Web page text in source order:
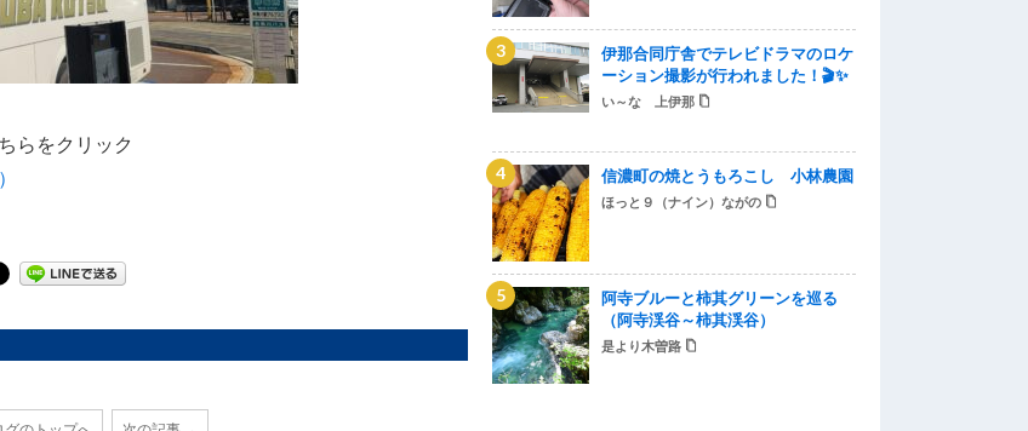
らをクリック
伊那合同庁舎でテレビドラマのロケ
ーション撮影が行われました！🎬✨
い～な 上伊那
信濃町の焼とうもろこし 小林農園
ほっと９（ナイン）ながの
阿寺ブルーと柿其グリーンを巡る
（阿寺渓谷～柿其渓谷）
是より木曽路